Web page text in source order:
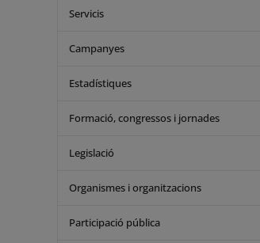
Servicis
Campanyes
Estadístiques
Formació, congressos i jornades
Legislació
Organismes i organitzacions
Participació pública